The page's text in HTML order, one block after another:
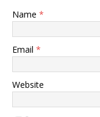
Name *
Email *
Website